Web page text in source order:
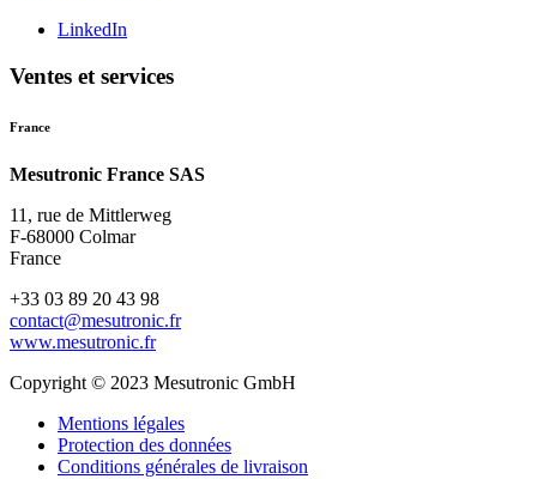
LinkedIn
Ventes et services
France
Mesutronic France SAS
11, rue de Mittlerweg
F-68000 Colmar
France
+33 03 89 20 43 98
contact@mesutronic.fr
www.mesutronic.fr
Copyright © 2023 Mesutronic GmbH
Mentions légales
Protection des données
Conditions générales de livraison